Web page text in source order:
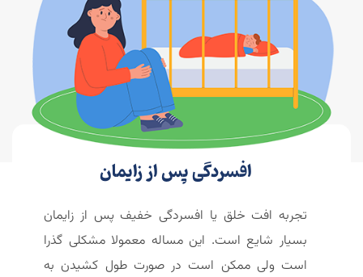
افسردگی پس از زایمان
تجربه افت خلق یا افسردگی خفیف پس از زایمان
بسیار شایع است. این مساله معمولا مشکلی گذرا
است ولی ممکن است در صورت طول کشیدن به